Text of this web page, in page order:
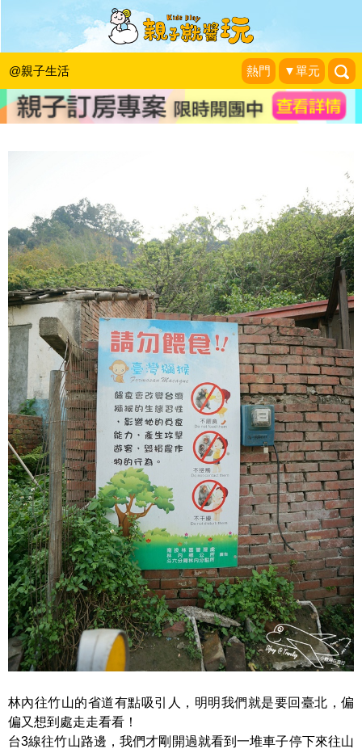
@親子生活 熱門 ▼單元
帶著孩子看猴趣！雲林台3線路邊就可
以看猴子～
走走停停,小燈泡在旅行|2014-06-17
林內往竹山的省道有點吸引人，明明我們就是要回臺北，偏
偏又想到處走走看看！
台3線往竹山路邊，我們才剛開過就看到一堆車子停下來往山